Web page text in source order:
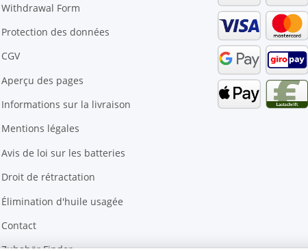
Withdrawal Form
Protection des données
CGV
Aperçu des pages
Informations sur la livraison
Mentions légales
Avis de loi sur les batteries
Droit de rétractation
Élimination d'huile usagée
Contact